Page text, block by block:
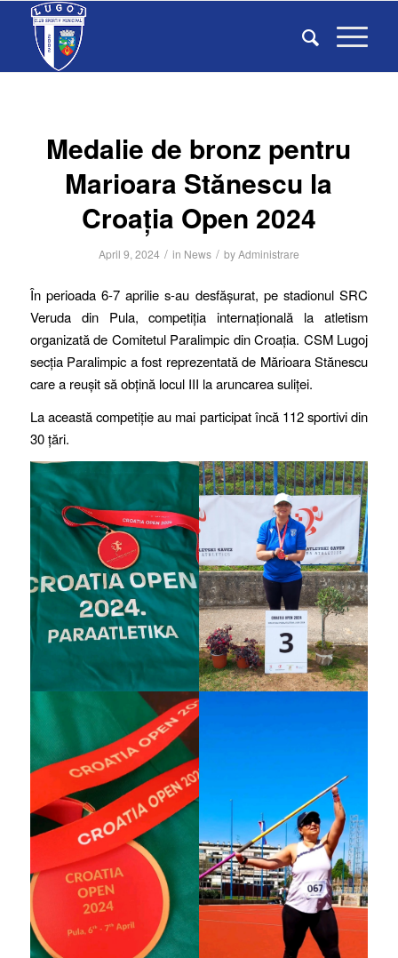
Medalie de bronz pentru
Marioara Stănescu la
Croația Open 2024
April 9, 2024 / in News / byAdministrare
În perioada 6-7 aprilie s-au desfășurat, pe stadionul SRC
Veruda din Pula, competiția internațională la atletism
organizată de Comitetul Paralimpic din Croația. CSM Lugoj
secția Paralimpic a fost reprezentată de Mărioara Stănescu
care a reușit să obțină locul III la aruncarea suliței.
La această competiție au mai participat încă 112 sportivi din
30 țări.